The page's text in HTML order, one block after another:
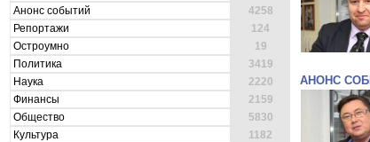
Анонс событий
4258
Репортажи
124
Остроумно
19
Политика
3419
Наука
2220
Финансы
2159
Общество
5830
Культура
1182
АНОНС